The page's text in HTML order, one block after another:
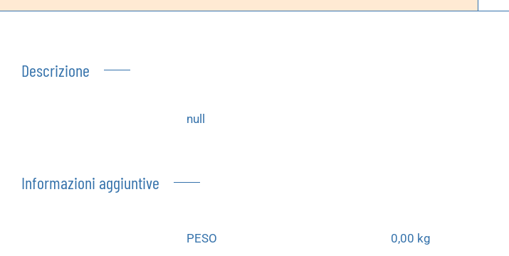
Descrizione
null
Informazioni aggiuntive
PESO 0,00 kg